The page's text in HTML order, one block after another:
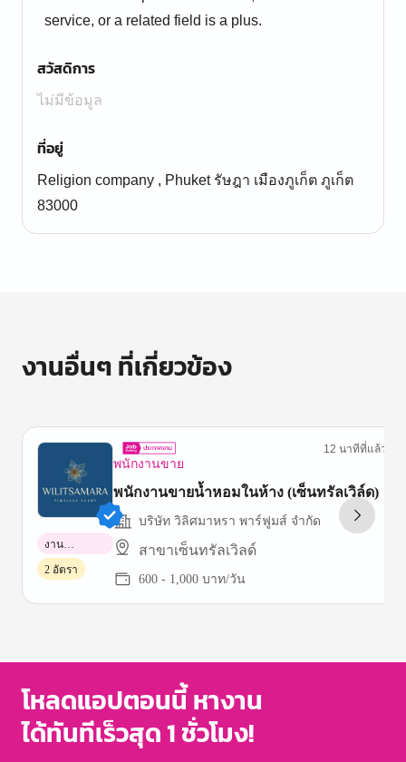
service, or a related field is a plus.
สวัสดิการ
ไม่มีข้อมูล
ที่อยู่
Religion company , Phuket รัษฎา เมืองภูเก็ต ภูเก็ต
83000
งานอื่นๆ ที่เกี่ยวข้อง
พนักงานขาย
12 นาทีที่แล้ว
พนักงานขายน้ำหอมในห้าง (เซ็นทรัลเวิล์ด)
บริษัท วิลิศมาหรา พาร์ฟูมส์ จำกัด
สาขาเซ็นทรัลเวิลด์
600 - 1,000 บาท/วัน
งาน
พาร์ทไทม์
2 อัตรา
of
โหลดแอปตอนนี้ หางาน
ได้ทันทีเร็วสุด 1 ชั่วโมง!